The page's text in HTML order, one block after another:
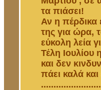
τα πιάσει!
Αν η πέρδικα
της για ώρα,
εύκολη λεία
Τέλη
και δεν
πάει καλά και